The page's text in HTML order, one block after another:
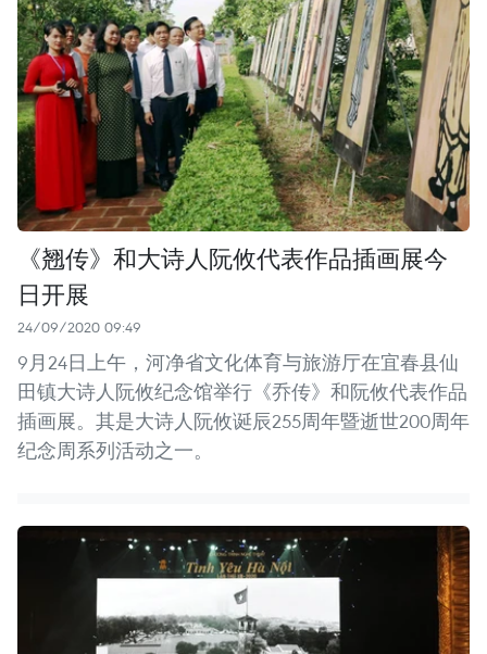
《翘传》和大诗人阮攸代表作品插画展今
日开展
24/09/2020 09:49
9月24日上午，河净省文化体育与旅游厅在宜春县仙
田镇大诗人阮攸纪念馆举行《乔传》和阮攸代表作品
插画展。其是大诗人阮攸诞辰255周年暨逝世200周年
纪念周系列活动之一。